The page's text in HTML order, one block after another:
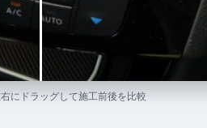
にドラッグして施工前後を比較